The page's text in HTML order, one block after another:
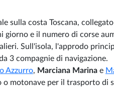
sulla costa Toscana, collegato
giorno e il numero di corse
Sull'isola, l'approdo
3 compagnie di navigazione.
Azzurro, Marciana Marina e
motonave per il trasporto di